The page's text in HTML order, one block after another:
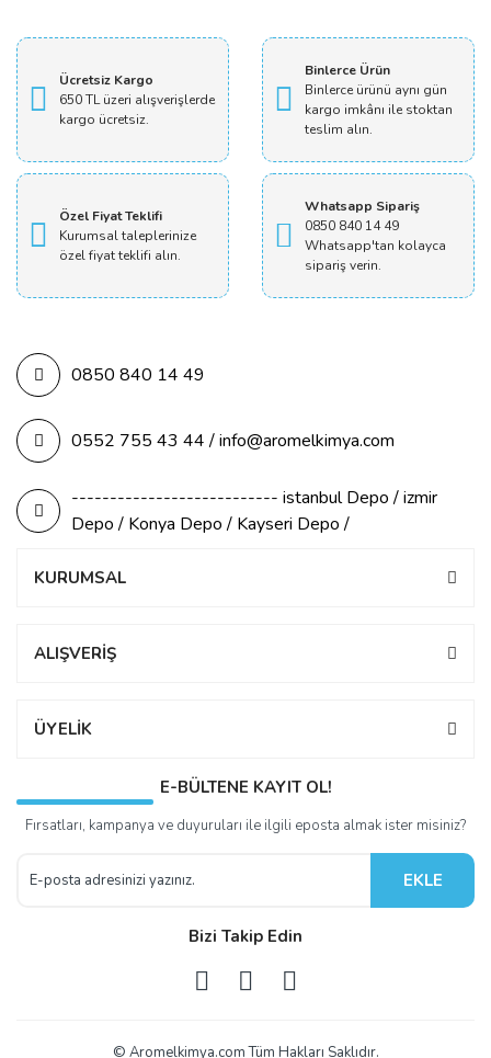
Ücretsiz Kargo
650 TL üzeri alışverişlerde
kargo ücretsiz.
Binlerce Ürün
Binlerce ürünü aynı gün
kargo imkânı ile stoktan
teslim alın.
Özel Fiyat Teklifi
Kurumsal taleplerinize
özel fiyat teklifi alın.
Whatsapp Sipariş
0850 840 14 49
Whatsapp'tan kolayca
sipariş verin.
0850 840 14 49
0552 755 43 44 / info@aromelkimya.com
--------------------------- istanbul Depo / izmir
Depo / Konya Depo / Kayseri Depo /
KURUMSAL
ALIŞVERİŞ
ÜYELİK
E-BÜLTENE KAYIT OL!
Fırsatları, kampanya ve duyuruları ile ilgili eposta almak ister misiniz?
EKLE
Bizi Takip Edin
© Aromelkimya.com Tüm Hakları Saklıdır.